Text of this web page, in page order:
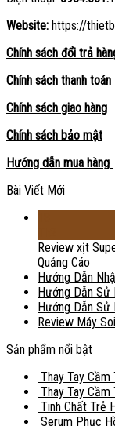
Website: https://
Chính sách đổi trả
Chính sách thanh toán
Chính sách giao hàng
Chính sách bảo mật
Hướng dẫn mua hàng
Bài Viết Mới
Review xịt
Quảng Cáo
Hướng Dẫn
Hướng Dẫn Sử
Hướng Dẫn Sử
Review Máy
Sản phẩm nổi bật
Thay Tay
Thay Tay
Tinh Chất Trẻ
Serum Phục